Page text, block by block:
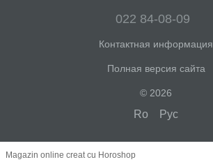
022 84-08-09
Контактная информация
Полная версия сайта
© 2026
Ro Рус
Magazin online creat cu Horoshop